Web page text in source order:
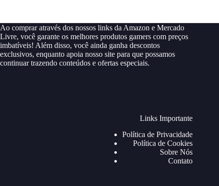
Ao comprar através dos nossos links da Amazon e Mercado
Livre, você garante os melhores produtos gamers com preços
imbatíveis! Além disso, você ainda ganha descontos
exclusivos, enquanto apoia nosso site para que possamos
continuar trazendo conteúdos e ofertas especiais.
Links Importante
Política de Privacidade
Política de Cookies
Sobre Nós
Contato